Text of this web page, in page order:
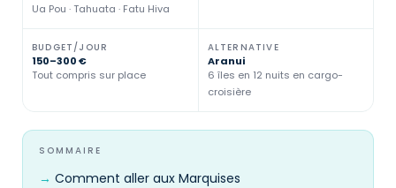
Ua Pou · Tahuata · Fatu Hiva
BUDGET/JOUR
150–300 €
Tout compris sur place
ALTERNATIVE
Aranui
6 îles en 12 nuits en cargo-
croisière
SOMMAIRE
Comment aller aux Marquises